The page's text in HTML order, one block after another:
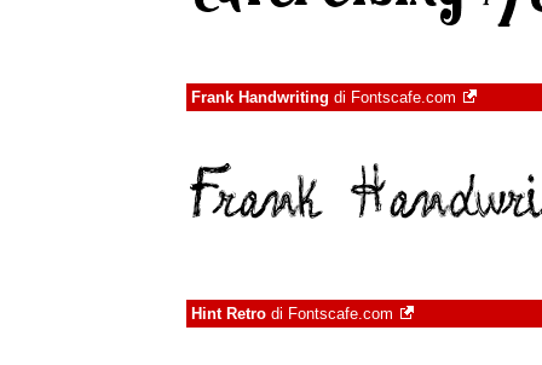
Frank Handwriting di Fontscafe.com
Hint Retro di Fontscafe.com